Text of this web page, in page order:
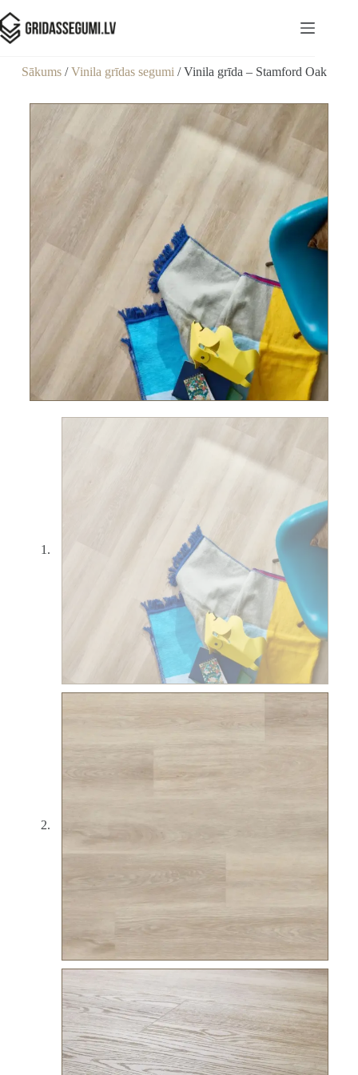
Sākums/Vinila grīdas segumi / Vinila grīda – Stamford Oak